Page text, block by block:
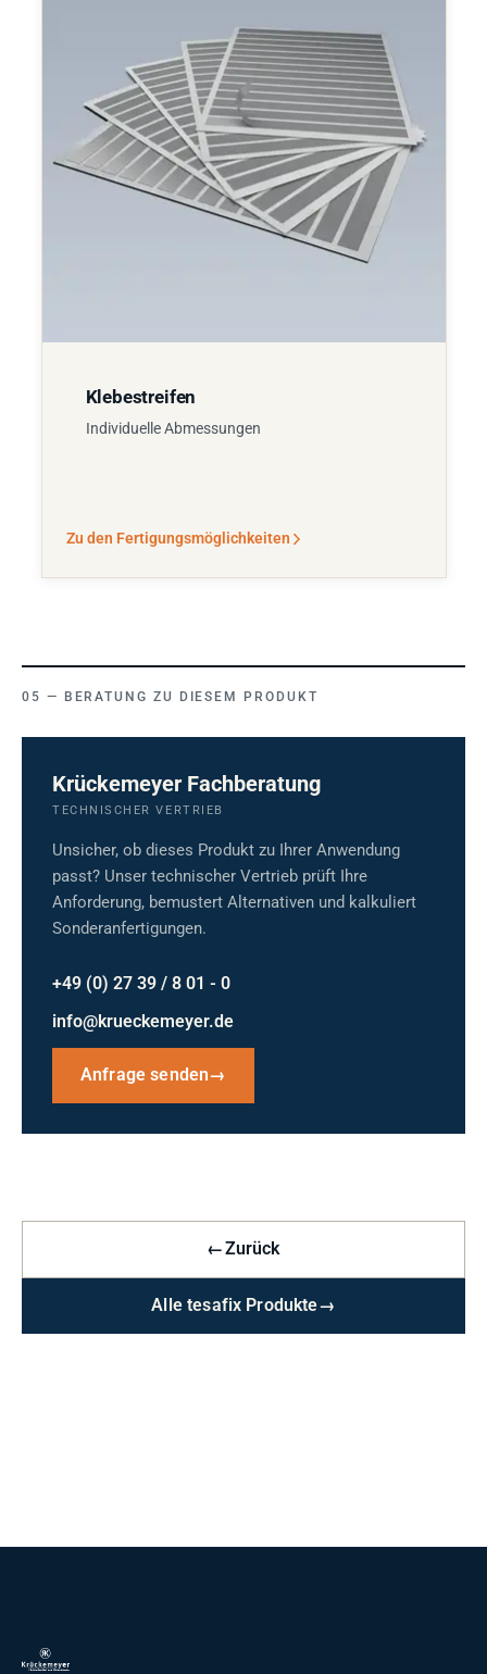
Klebestreifen
Individuelle Abmessungen
Zu den Fertigungsmöglichkeiten
BERATUNG ZU DIESEM PRODUKT
Krückemeyer Fachberatung
TECHNISCHER VERTRIEB
Unsicher, ob dieses Produkt zu Ihrer Anwendung
passt? Unser technischer Vertrieb prüft Ihre
Anforderung, bemustert Alternativen und kalkuliert
Sonderanfertigungen.
+49 (0) 27 39 / 8 01 - 0
info@krueckemeyer.de
Anfrage senden→
←Zurück
Alle tesafix Produkte→